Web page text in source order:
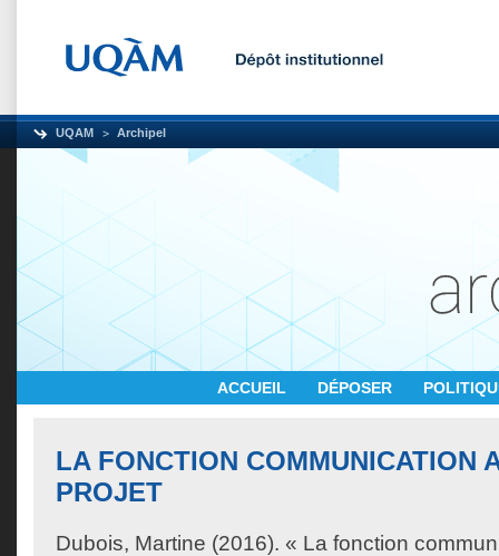
UQAM Archipel
ACCUEIL DÉPOSER
LA FONCTION COMMUNICATION
PROJET
Dubois, Martine (2016). « La fonction